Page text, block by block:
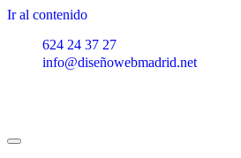
Ir al contenido
624 24 37 27
info@diseñowebmadrid.net